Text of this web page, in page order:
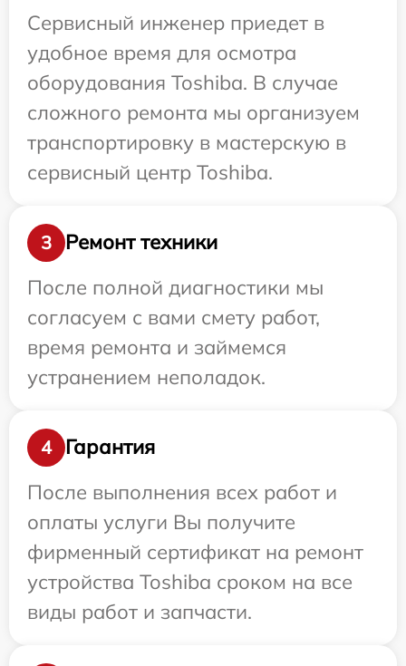
Сервисный инженер приедет в
удобное время для осмотра
оборудования Toshiba. В случае
сложного ремонта мы организуем
транспортировку в мастерскую в
сервисный центр Toshiba.
3
Ремонт техники
После полной диагностики мы
согласуем с вами смету работ,
время ремонта и займемся
устранением неполадок.
4
Гарантия
После выполнения всех работ и
оплаты услуги Вы получите
фирменный сертификат на ремонт
устройства Toshiba сроком на все
виды работ и запчасти.